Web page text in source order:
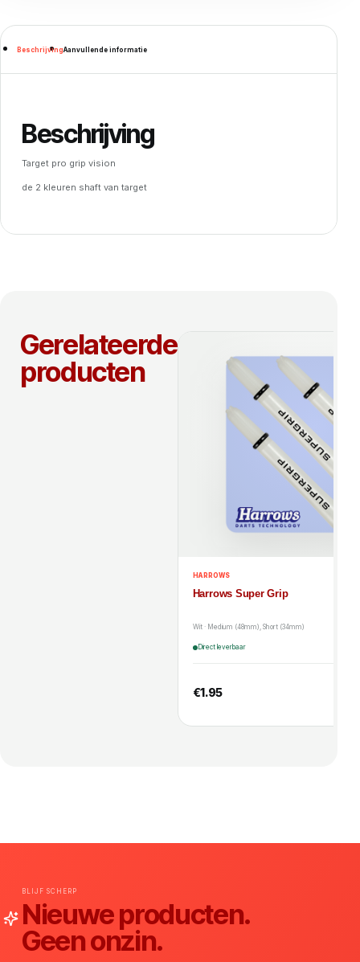
BeschrijvingAanvullende informatie
Beschrijving
Target pro grip vision
de 2 kleuren shaft van target
Gerelateerde
producten
HARROWS
Harrows Super Grip
Wit · Medium (48mm), Short (34mm)
Direct leverbaar
€1.95
BLIJF SCHERP
Nieuwe producten.
Geen onzin.